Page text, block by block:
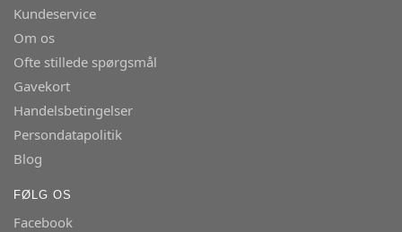
Kundeservice
Om os
Ofte stillede spørgsmål
Gavekort
Handelsbetingelser
Persondatapolitik
Blog
FØLG OS
Facebook